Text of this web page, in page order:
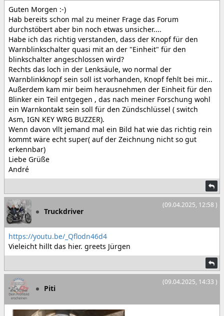
Guten Morgen :-)
Hab bereits schon mal zu meiner Frage das Forum
durchstöbert aber bin noch etwas unsicher....
Habe ich das richtig verstanden, dass der Knopf für den
Warnblinkschalter quasi mit an der "Einheit" für den
blinkschalter angeschlossen wird?
Rechts das loch in der Lenksäule, wo normal der
Warnblinkknopf sein soll ist vorhanden, Knopf fehlt bei mir...
Außerdem kam mir beim herausnehmen der Einheit für den
Blinker ein Teil entgegen , das nach meiner Forschung wohl
ein Warnkontakt sein soll für den Zündschlüssel ( switch
Asm, IGN KEY WRG BUZZER).
Wenn davon vllt jemand mal ein Bild hat wie das richtig rein
kommt wäre echt super( auf der Zeichnung nicht so gut
erkennbar)
Liebe Grüße
André
(09.04.2025, 12:58 )
Truckdriver
https://youtu.be/_Qflodn46d4
Vieleicht hillt das hier. greets Jürgen
(09.04.2025, 14:33 )
Piti